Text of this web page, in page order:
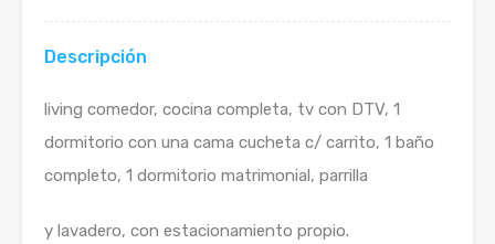
Descripción
living comedor, cocina completa, tv con DTV, 1
dormitorio con una cama cucheta c/ carrito, 1 baño
completo, 1 dormitorio matrimonial, parrilla
y lavadero, con estacionamiento propio.